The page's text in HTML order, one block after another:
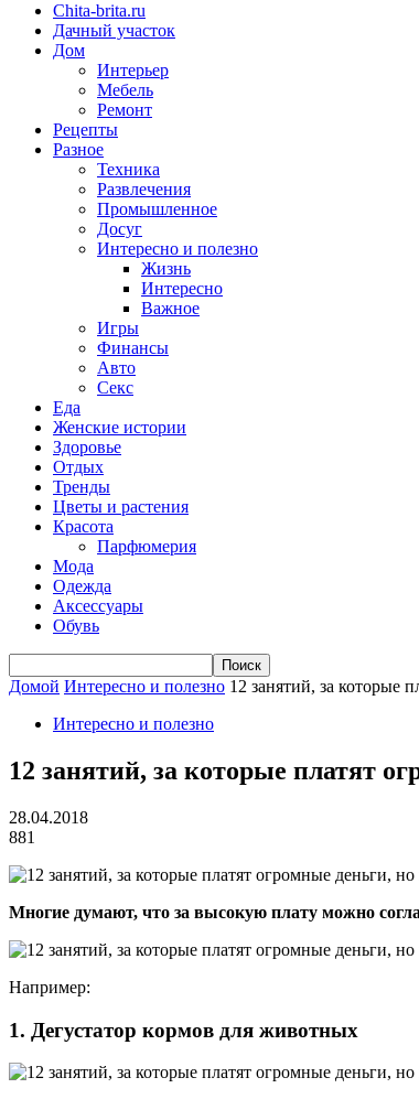
Chita-brita.ru
Дачный участок
Дом
Интерьер
Мебель
Ремонт
Рецепты
Разное
Техника
Развлечения
Промышленное
Досуг
Интересно и полезно
Жизнь
Интересно
Важное
Игры
Финансы
Авто
Секс
Еда
Женские истории
Здоровье
Отдых
Тренды
Цветы и растения
Красота
Парфюмерия
Мода
Одежда
Аксессуары
Обувь
Домой Интересно и полезно 12 занятий, за которые
Интересно и полезно
12 занятий, за которые платят
28.04.2018
881
Многие думают, что за высокую плату можно
Например:
1. Дегустатор кормов для животных